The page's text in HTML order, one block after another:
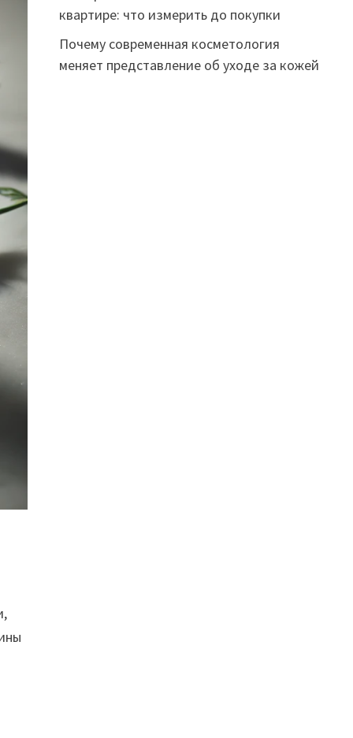
квартире: что измерить до покупки
Почему современная косметология
меняет представление об уходе за кожей